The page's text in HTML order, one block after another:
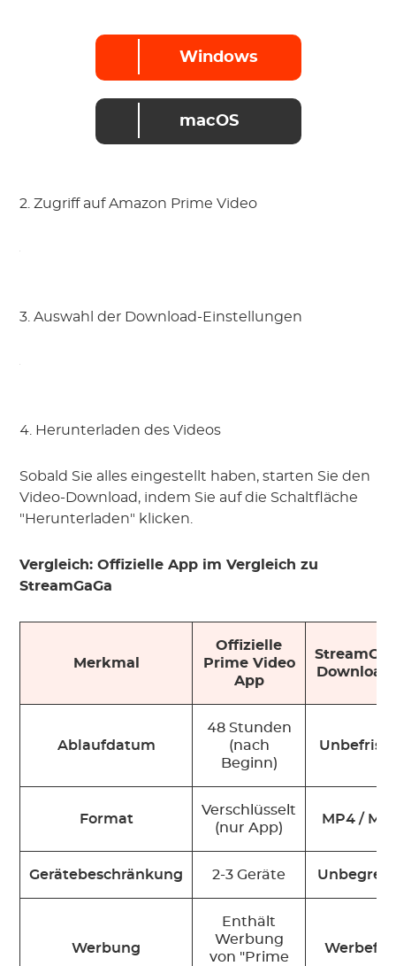
Windows
macOS
2. Zugriff auf Amazon Prime Video
3. Auswahl der Download-Einstellungen
4. Herunterladen des Videos
Sobald Sie alles eingestellt haben, starten Sie den
Video-Download, indem Sie auf die Schaltfläche
"Herunterladen" klicken.
Vergleich: Offizielle App im Vergleich zu
StreamGaGa
Merkmal
Offizielle
Prime Video
App
Ablaufdatum
48 Stunden
(nach
Beginn)
Format
Verschlüsselt
(nur App)
MP4 /
Gerätebeschränkung 2-3 Geräte
Werbung
Enthält
Werbung
von "Prime